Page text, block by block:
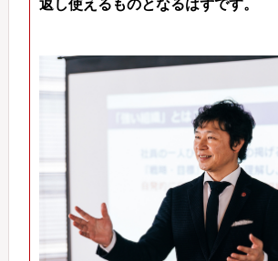
返し使えるものとなるはずです。